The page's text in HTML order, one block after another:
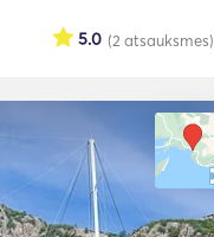
(2 atsauksmes)
5.0